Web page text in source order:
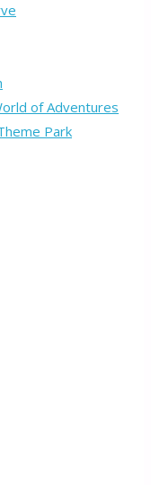
of Adventures
Park